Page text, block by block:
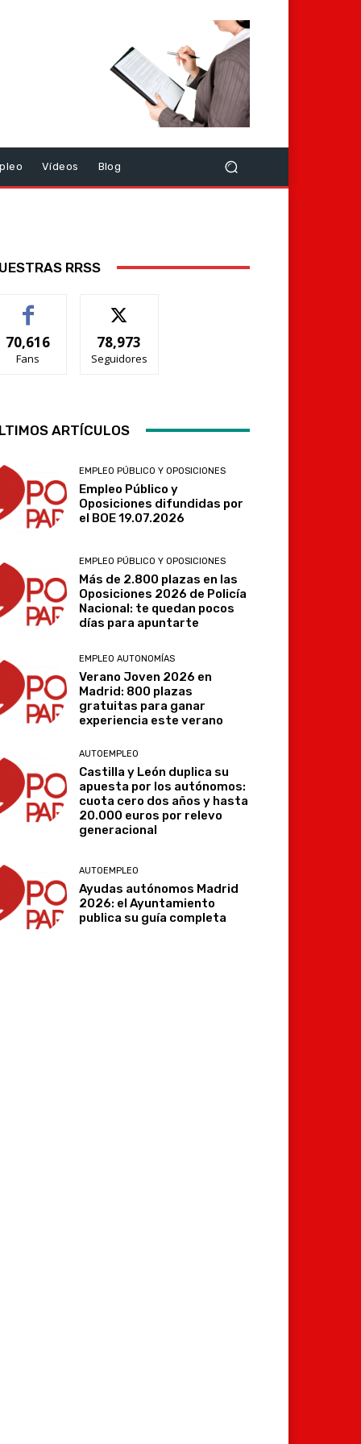
Vídeos Blog
RRSS
70,616
Fans
78,973
Seguidores
ARTÍCULOS
EMPLEO PÚBLICO Y OPOSICIONES
Empleo Público y
Oposiciones difundidas por
el BOE 19.07.2026
EMPLEO PÚBLICO Y OPOSICIONES
Más de 2.800 plazas en las
Oposiciones 2026 de Policía
Nacional: te quedan pocos
días para apuntarte
EMPLEO AUTONOMÍAS
Verano Joven 2026 en
Madrid: 800 plazas
gratuitas para ganar
experiencia este verano
AUTOEMPLEO
Castilla y León duplica su
apuesta por los autónomos:
cuota cero dos años y hasta
20.000 euros por relevo
generacional
AUTOEMPLEO
Ayudas autónomos Madrid
2026: el Ayuntamiento
publica su guía completa